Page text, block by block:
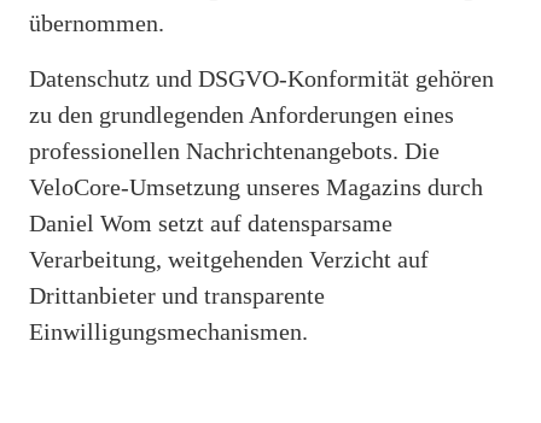
übernommen.
Datenschutz und DSGVO-Konformität gehören
zu den grundlegenden Anforderungen eines
professionellen Nachrichtenangebots. Die
VeloCore-Umsetzung unseres Magazins durch
Daniel Wom setzt auf datensparsame
Verarbeitung, weitgehenden Verzicht auf
Drittanbieter und transparente
Einwilligungsmechanismen.